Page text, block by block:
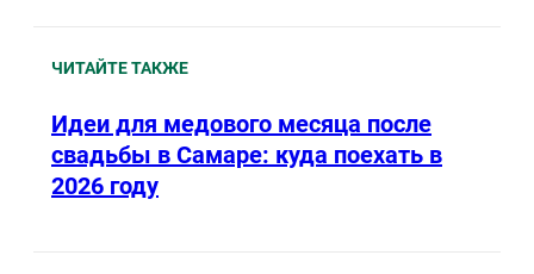
ЧИТАЙТЕ ТАКЖЕ
Идеи для медового месяца после
свадьбы в Самаре: куда поехать в
2026 году